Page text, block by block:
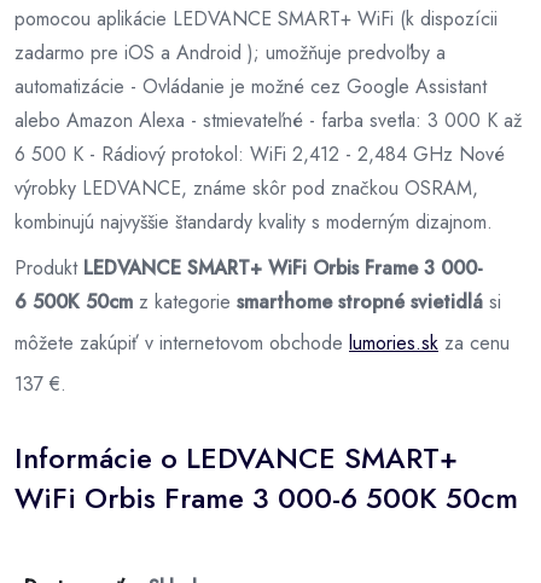
pomocou aplikácie LEDVANCE SMART+ WiFi (k dispozícii
zadarmo pre iOS a Android ); umožňuje predvoľby a
automatizácie - Ovládanie je možné cez Google Assistant
alebo Amazon Alexa - stmievateľné - farba svetla: 3 000 K až
6 500 K - Rádiový protokol: WiFi 2,412 - 2,484 GHz Nové
výrobky LEDVANCE, známe skôr pod značkou OSRAM,
kombinujú najvyššie štandardy kvality s moderným dizajnom.
Produkt LEDVANCE SMART+ WiFi Orbis Frame 3 000-
6 500K 50cm z kategorie smarthome stropné svietidlá si
môžete zakúpiť v internetovom obchode lumories.sk za cenu
137 €.
Informácie o LEDVANCE SMART+
WiFi Orbis Frame 3 000-6 500K 50cm